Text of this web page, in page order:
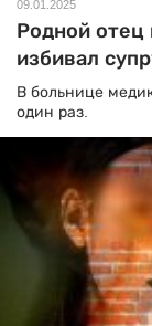
09.01.2025
Родной отец
избивал
В больнице
один раз.